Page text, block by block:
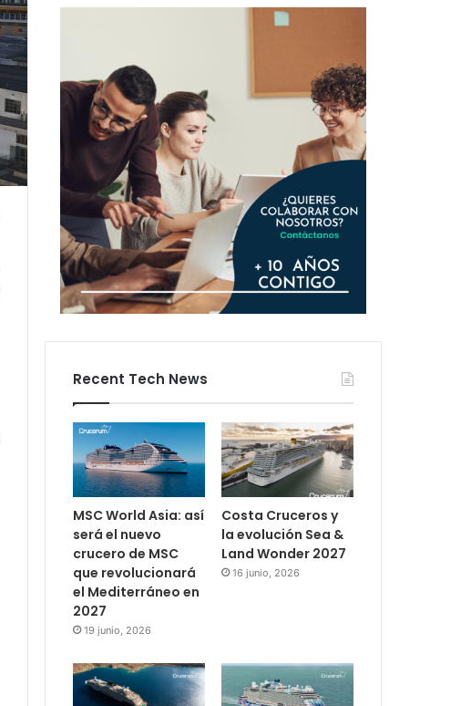
Recent Tech News
MSC World Asia: así
será el nuevo
crucero de MSC
que revolucionará
el Mediterráneo en
2027
19 junio, 2026
Costa Cruceros y
la evolución Sea &
Land Wonder 2027
16 junio, 2026